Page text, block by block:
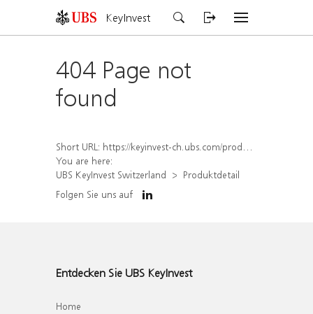
KeyInvest
404 Page not
found
Short URL: https://keyinvest-ch.ubs.com/produkt/detail/index/isin/CH1578502796
You are here:
UBS KeyInvest Switzerland
Produktdetail
Folgen Sie uns auf
Entdecken Sie UBS KeyInvest
Home